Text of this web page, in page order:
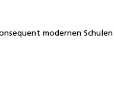
modernen Schulen